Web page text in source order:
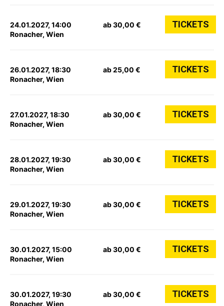
24.01.2027, 14:00
Ronacher, Wien
ab 30,00 € TICKETS
26.01.2027, 18:30
Ronacher, Wien
ab 25,00 € TICKETS
27.01.2027, 18:30
Ronacher, Wien
ab 30,00 € TICKETS
28.01.2027, 19:30
Ronacher, Wien
ab 30,00 € TICKETS
29.01.2027, 19:30
Ronacher, Wien
ab 30,00 € TICKETS
30.01.2027, 15:00
Ronacher, Wien
ab 30,00 € TICKETS
30.01.2027, 19:30
Ronacher, Wien
ab 30,00 € TICKETS